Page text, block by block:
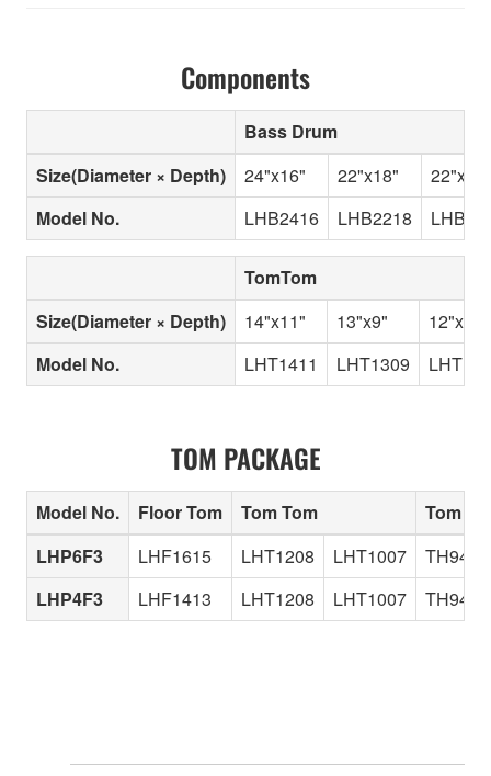
Components
Bass Drum
Size(Diameter × Depth)
24"x16" 22"x18"
22"x16"
Model No.
LHB2416 LHB2218
TomTom
Size(Diameter × Depth)
14"x11" 13"x9"
12"x8"
Model No.
LHT1411 LHT1309
TOM PACKAGE
Model No. Floor Tom Tom Tom
Tom
LHP6F3
LHF1615 LHT1208 LHT1007
TH945B
LHP4F3
LHF1413 LHT1208 LHT1007 TH945B